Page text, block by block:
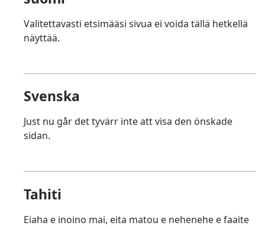
Valitettavasti etsimääsi sivua ei voida tällä hetkellä
näyttää.
Svenska
Just nu går det tyvärr inte att visa den önskade
sidan.
Tahiti
Eiaha e inoino mai, eita matou e nehenehe e faaite